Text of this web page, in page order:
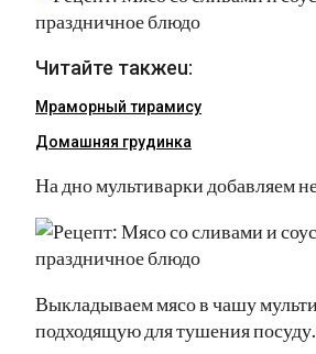
Читайте такжеu:
Мраморный тирамису
Домашняя грудинка
На дно мультиварки добавляем
Выкладываем мясо в чашу
подходящую для тушения посуду.